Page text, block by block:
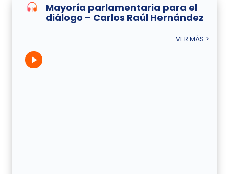
Mayoría parlamentaria para el
diálogo – Carlos Raúl Hernández
VER MÁS >